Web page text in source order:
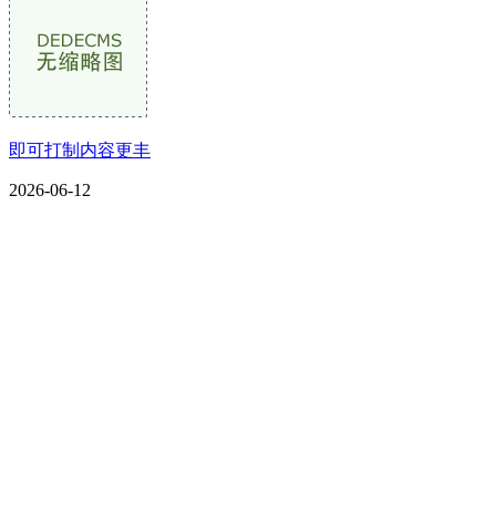
即可打制内容更丰
2026-06-12